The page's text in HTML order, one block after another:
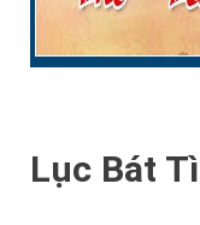
Lục Bát